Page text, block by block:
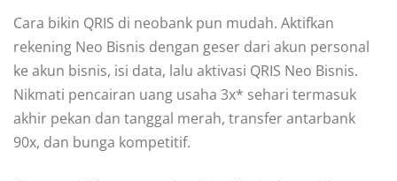
Cara bikin QRIS di neobank pun mudah. Aktifkan
rekening Neo Bisnis dengan geser dari akun personal
ke akun bisnis, isi data, lalu aktivasi QRIS Neo Bisnis.
Nikmati pencairan uang usaha 3x* sehari termasuk
akhir pekan dan tanggal merah, transfer antarbank
90x, dan bunga kompetitif.